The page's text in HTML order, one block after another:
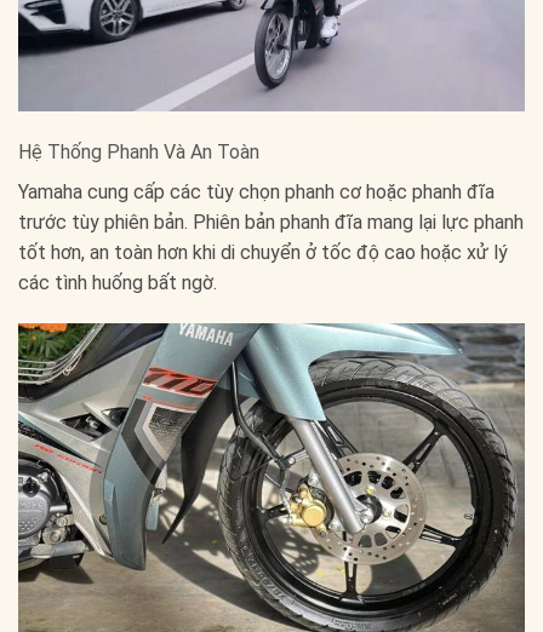
Hệ Thống Phanh Và An Toàn
Yamaha cung cấp các tùy chọn phanh cơ hoặc phanh đĩa
trước tùy phiên bản. Phiên bản phanh đĩa mang lại lực phanh
tốt hơn, an toàn hơn khi di chuyển ở tốc độ cao hoặc xử lý
các tình huống bất ngờ.